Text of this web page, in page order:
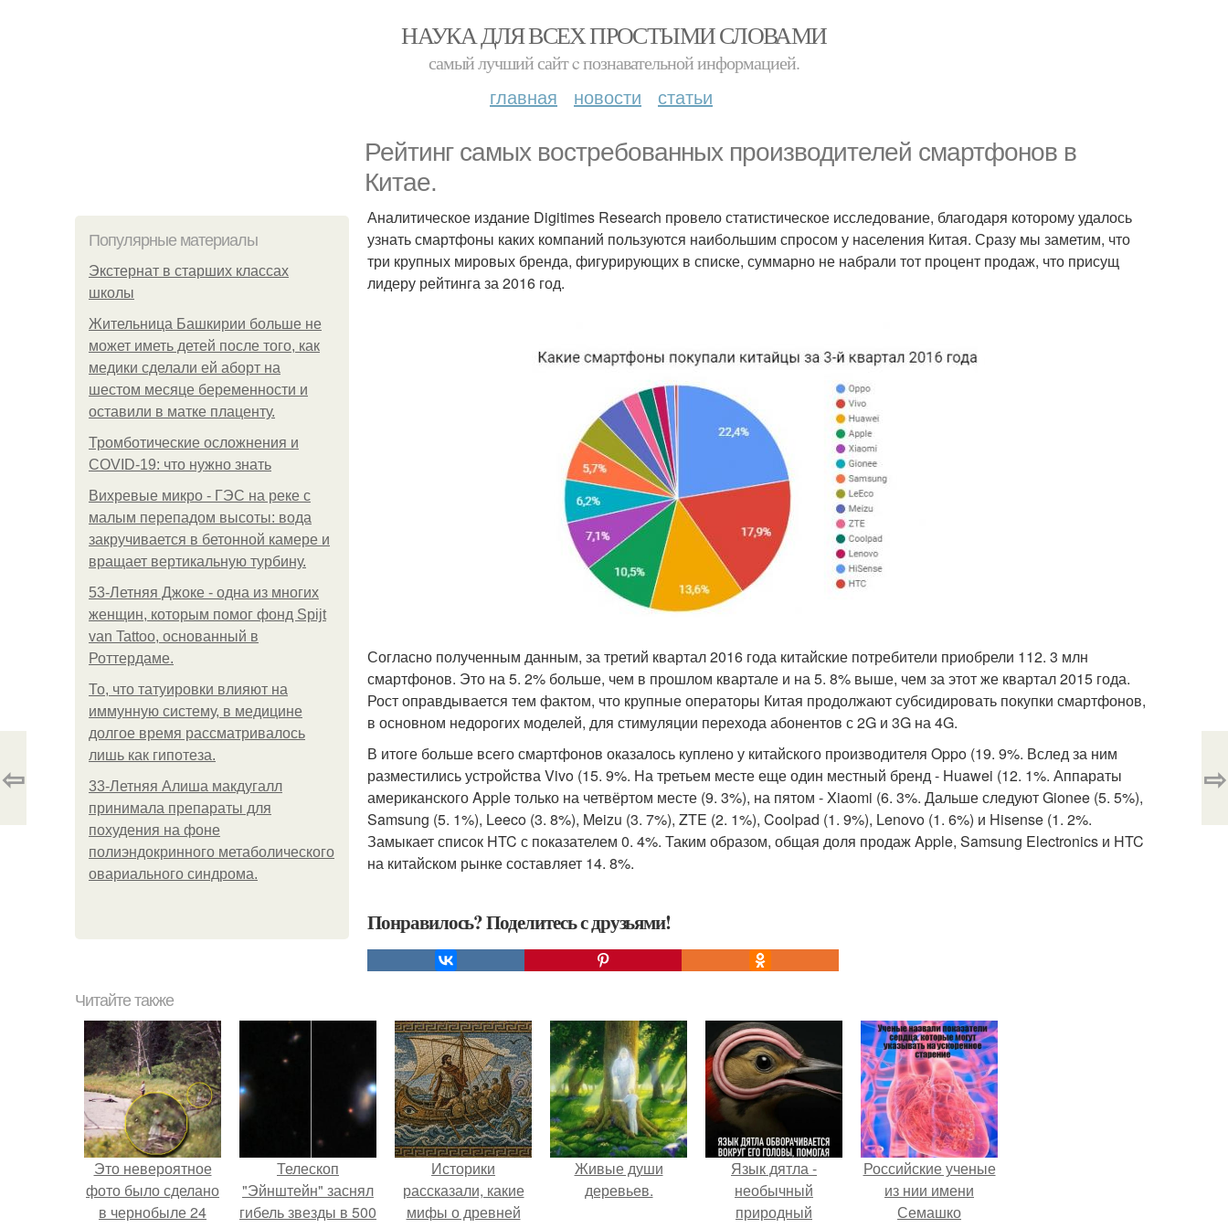
НАУКА ДЛЯ ВСЕХ ПРОСТЫМИ СЛОВАМИ
самый лучший сайт c познавательной информацией.
главная новости статьи
Рейтинг самых востребованных производителей смартфонов в
Китае.
Популярные материалы
Экстернат в старших классах
школы
Жительница Башкирии больше не
может иметь детей после того, как
медики сделали ей аборт на
шестом месяце беременности и
оставили в матке плаценту.
Тромботические осложнения и
COVID-19: что нужно знать
Вихревые микро - ГЭС на реке с
малым перепадом высоты: вода
закручивается в бетонной камере и
вращает вертикальную турбину.
53-Летняя Джоке - одна из многих
женщин, которым помог фонд Spijt
van Tattoo, основанный в
Роттердаме.
То, что татуировки влияют на
иммунную систему, в медицине
долгое время рассматривалось
лишь как гипотеза.
33-Летняя Алиша макдугалл
принимала препараты для
похудения на фоне
полиэндокринного метаболического
овариального синдрома.
Аналитическое издание Digitimes Research провело статистическое исследование, благодаря которому удалось
узнать смартфоны каких компаний пользуются наибольшим спросом у населения Китая. Сразу мы заметим, что
три крупных мировых бренда, фигурирующих в списке, суммарно не набрали тот процент продаж, что присущ
лидеру рейтинга за 2016 год.
Согласно полученным данным, за третий квартал 2016 года китайские потребители приобрели 112. 3 млн
смартфонов. Это на 5. 2% больше, чем в прошлом квартале и на 5. 8% выше, чем за этот же квартал 2015 года.
Рост оправдывается тем фактом, что крупные операторы Китая продолжают субсидировать покупки смартфонов,
в основном недорогих моделей, для стимуляции перехода абонентов с 2G и 3G на 4G.
В итоге больше всего смартфонов оказалось куплено у китайского производителя Oppo (19. 9%. Вслед за ним
разместились устройства Vivo (15. 9%. На третьем месте еще один местный бренд - Huawei (12. 1%. Аппараты
американского Apple только на четвёртом месте (9. 3%), на пятом - Xiaomi (6. 3%. Дальше следуют Gionee (5. 5%),
Samsung (5. 1%), Leeco (3. 8%), Meizu (3. 7%), ZTE (2. 1%), Coolpad (1. 9%), Lenovo (1. 6%) и Hisense (1. 2%.
Замыкает список HTC с показателем 0. 4%. Таким образом, общая доля продаж Apple, Samsung Electronics и HTC
на китайском рынке составляет 14. 8%.
Понравилось? Поделитесь с друзьями!
⇦ ⇨
Читайте также
Это невероятное
фото было сделано
в чернобыле 24
Телескоп
"Эйнштейн" заснял
гибель звезды в 500
Историки
рассказали, какие
мифы о древней
Живые души
деревьев.
Язык дятла -
необычный
природный
Российские ученые
из нии имени
Семашко